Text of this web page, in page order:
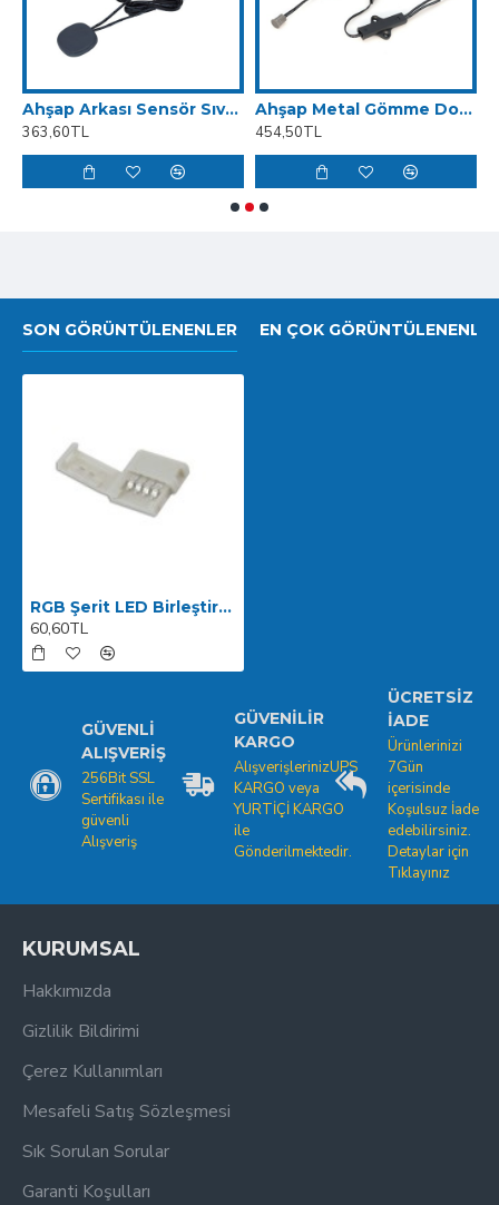
Ahşap Arkası Sensör Sıva Üstü Temassız 12-24V DC 60W
363,60TL
Ahşap Metal Gömme Dokunmatik Sensör 12-24V DC 60W
454,50TL
SON GÖRÜNTÜLENENLER EN ÇOK
RGB Şerit LED Birleştirme Aparatı Lehimsiz
60,60TL
GÜVENLI
ALIŞVERIŞ
256Bit SSL
Sertifikası ile
güvenli
Alışveriş
GÜVENILIR
KARGO
AlışverişlerinizUPS
KARGO veya
YURTİÇİ KARGO
ile
Gönderilmektedir.
ÜCRETSIZ
İADE
Ürünlerinizi
7Gün
içerisinde
Koşulsuz İade
edebilirsiniz.
Detaylar için
Tıklayınız
KURUMSAL
Hakkımızda
Gizlilik Bildirimi
Çerez Kullanımları
Mesafeli Satış Sözleşmesi
Sık Sorulan Sorular
Garanti Koşulları